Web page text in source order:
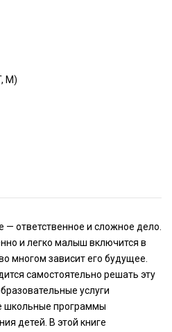
M)
— ответственное и сложное дело.
и легко малыш включится в
многом зависит его будущее.
самостоятельно решать эту
услуги
школьные программы
детей. В этой книге